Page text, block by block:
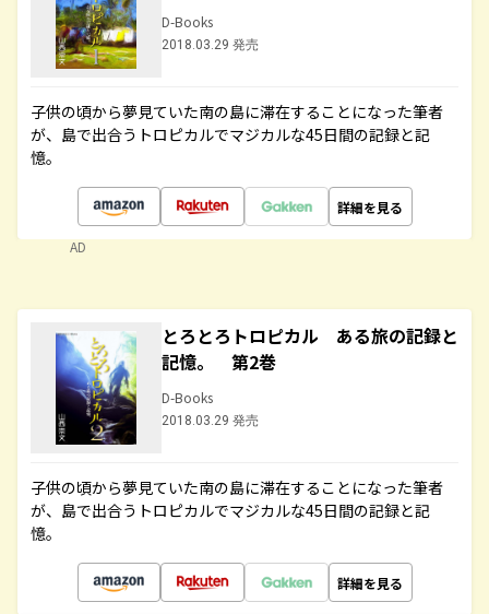
D-Books
2018.03.29 発売
子供の頃から夢見ていた南の島に滞在することになった筆者
が、島で出合うトロピカルでマジカルな45日間の記録と記
憶。
詳細を見る
AD
とろとろトロピカル ある旅の記録と
記憶。 第2巻
D-Books
2018.03.29 発売
子供の頃から夢見ていた南の島に滞在することになった筆者
が、島で出合うトロピカルでマジカルな45日間の記録と記
憶。
詳細を見る